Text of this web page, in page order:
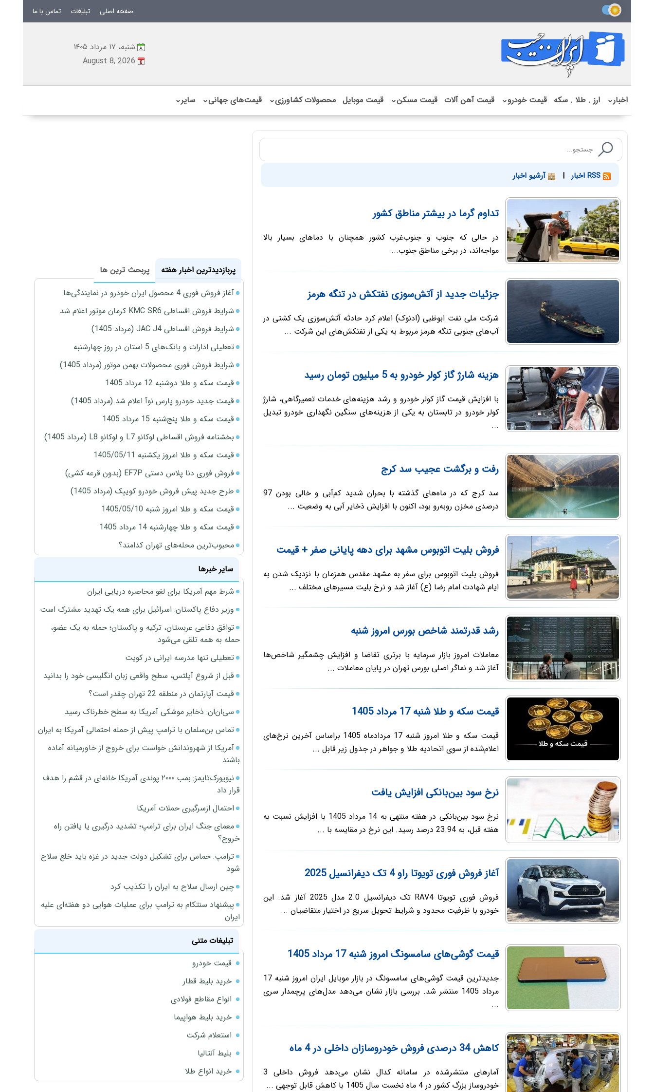
صفحه اصلی تبلیغات تماس با ما
شنبه، ۱۷ مرداد ۱۴۰۵
August 8, 2026
اخبار⌄ ارز . طلا . سکه قیمت خودرو⌄ قیمت آهن آلات قیمت مسکن⌄ قیمت موبایل محصولات کشاورزی⌄ قیمت‌های جهانی⌄ سایر⌄
| آرشیو اخبار
تداوم گرما در بیشتر مناطق کشور
در حالی که جنوب و جنوب‌غرب کشور همچنان با دماهای بسیار بالا
مواجه‌اند، در برخی مناطق جنوب‌...
جزئیات جدید از آتش‌سوزی نفتکش در تنگه هرمز
شرکت ملی نفت ابوظبی (ادنوک) اعلام کرد حادثه آتش‌سوزی یک کشتی در
آب‌های جنوبی تنگه هرمز مربوط به یکی از نفتکش‌های این شرکت ...
هزینه شارژ گاز کولر خودرو به 5 میلیون تومان رسید
با افزایش قیمت گاز کولر خودرو و رشد هزینه‌های خدمات تعمیرگاهی، شارژ
کولر خودرو در تابستان به یکی از هزینه‌های سنگین نگهداری خودرو تبدیل
...
رفت و برگشت عجیب سد کرج
سد کرج که در ماه‌های گذشته با بحران شدید کم‌آبی و خالی بودن 97
درصدی مخزن روبه‌رو بود، اکنون با افزایش ذخایر آبی به وضعیت ...
فروش بلیت اتوبوس مشهد برای دهه پایانی صفر + قیمت
فروش بلیت اتوبوس برای سفر به مشهد مقدس همزمان با نزدیک شدن به
ایام شهادت امام رضا (ع) آغاز شد و نرخ بلیت مسیرهای مختلف ...
رشد قدرتمند شاخص بورس امروز شنبه
معاملات امروز بازار سرمایه با برتری تقاضا و افزایش چشمگیر شاخص‌ها
آغاز شد و نماگر اصلی بورس تهران در پایان معاملات ...
قیمت سکه و طلا شنبه 17 مرداد 1405
قیمت سکه و طلا امروز شنبه 17 مردادماه 1405 براساس آخرین نرخ‌های
اعلام‌شده از سوی اتحادیه طلا و جواهر در جدول زیر قابل ...
نرخ سود بین‌بانکی افزایش یافت
نرخ سود بین‌بانکی در هفته منتهی به 14 مرداد 1405 با افزایش نسبت به
هفته قبل، به 23.94 درصد رسید. این نرخ در مقایسه با ...
آغاز فروش فوری تویوتا راو 4 تک دیفرانسیل 2025
فروش فوری تویوتا RAV4 تک دیفرانسیل 2.0 مدل 2025 آغاز شد. این
خودرو با ظرفیت محدود و شرایط تحویل سریع در اختیار متقاضیان ...
قیمت گوشی‌های سامسونگ امروز شنبه 17 مرداد 1405
جدیدترین قیمت گوشی‌های سامسونگ در بازار موبایل ایران امروز شنبه 17
مرداد 1405 منتشر شد. بررسی بازار نشان می‌دهد مدل‌های پرچمدار سری
...
کاهش 34 درصدی فروش خودروسازان داخلی در 4 ماه
آمارهای منتشرشده در سامانه کدال نشان می‌دهد فروش داخلی 3
خودروساز بزرگ کشور در 4 ماه نخست سال 1405 با کاهش قابل توجهی ...
پربازدیدترین اخبار هفته
پربحث ترین ها
آغاز فروش فوری 4 محصول ایران خودرو در نمایندگی‌ها
شرایط فروش اقساطی KMC SR6 کرمان موتور اعلام شد
شرایط فروش اقساطی JAC J4 (مرداد 1405)
تعطیلی ادارات و بانک‌های 5 استان در روز چهارشنبه
شرایط فروش فوری محصولات بهمن موتور (مرداد 1405)
قیمت سکه و طلا دوشنبه 12 مرداد 1405
قیمت جدید خودرو پارس نوآ اعلام شد (مرداد 1405)
قیمت سکه و طلا پنج‌شنبه 15 مرداد 1405
بخشنامه فروش اقساطی لوکانو L7 و لوکانو L8 (مرداد 1405)
قیمت سکه و طلا امروز یکشنبه 1405/05/11
فروش فوری دنا پلاس دستی EF7P (بدون قرعه کشی)
طرح جدید پیش فروش خودرو کوییک (مرداد 1405)
قیمت سکه و طلا امروز شنبه 1405/05/10
قیمت سکه و طلا چهارشنبه 14 مرداد 1405
محبوب‌ترین محله‌های تهران کدامند؟
سایر خبرها
شرط مهم آمریکا برای لغو محاصره دریایی ایران
وزیر دفاع پاکستان: اسرائیل برای همه یک تهدید مشترک است
توافق دفاعی عربستان، ترکیه و پاکستان؛ حمله به یک عضو،
حمله به همه تلقی می‌شود
تعطیلی تنها مدرسه ایرانی در کویت
قبل از شروع آیلتس، سطح واقعی زبان انگلیسی خود را بدانید
قیمت آپارتمان در منطقه 22 تهران چقدر است؟
سی‌ان‌ان: ذخایر موشکی آمریکا به سطح خطرناک رسید
تماس بن‌سلمان با ترامپ پیش از حمله احتمالی آمریکا به ایران
آمریکا از شهروندانش خواست برای خروج از خاورمیانه آماده
باشند
نیویورک‌تایمز: بمب ۲۰۰۰ پوندی آمریکا خانه‌ای در قشم را هدف
قرار داد
احتمال ازسرگیری حملات آمریکا
معمای جنگ ایران برای ترامپ؛ تشدید درگیری یا یافتن راه
خروج؟
ترامپ: حماس برای تشکیل دولت جدید در غزه باید خلع سلاح
شود
چین ارسال سلاح به ایران را تکذیب کرد
پیشنهاد سنتکام به ترامپ برای عملیات هوایی دو هفته‌ای علیه
ایران
تبلیغات متنی
قیمت خودرو
خرید بلیط قطار
انواع مقاطع فولادی
خرید بلیط هواپیما
استعلام شرکت
بلیط آنتالیا
خرید انواع طلا